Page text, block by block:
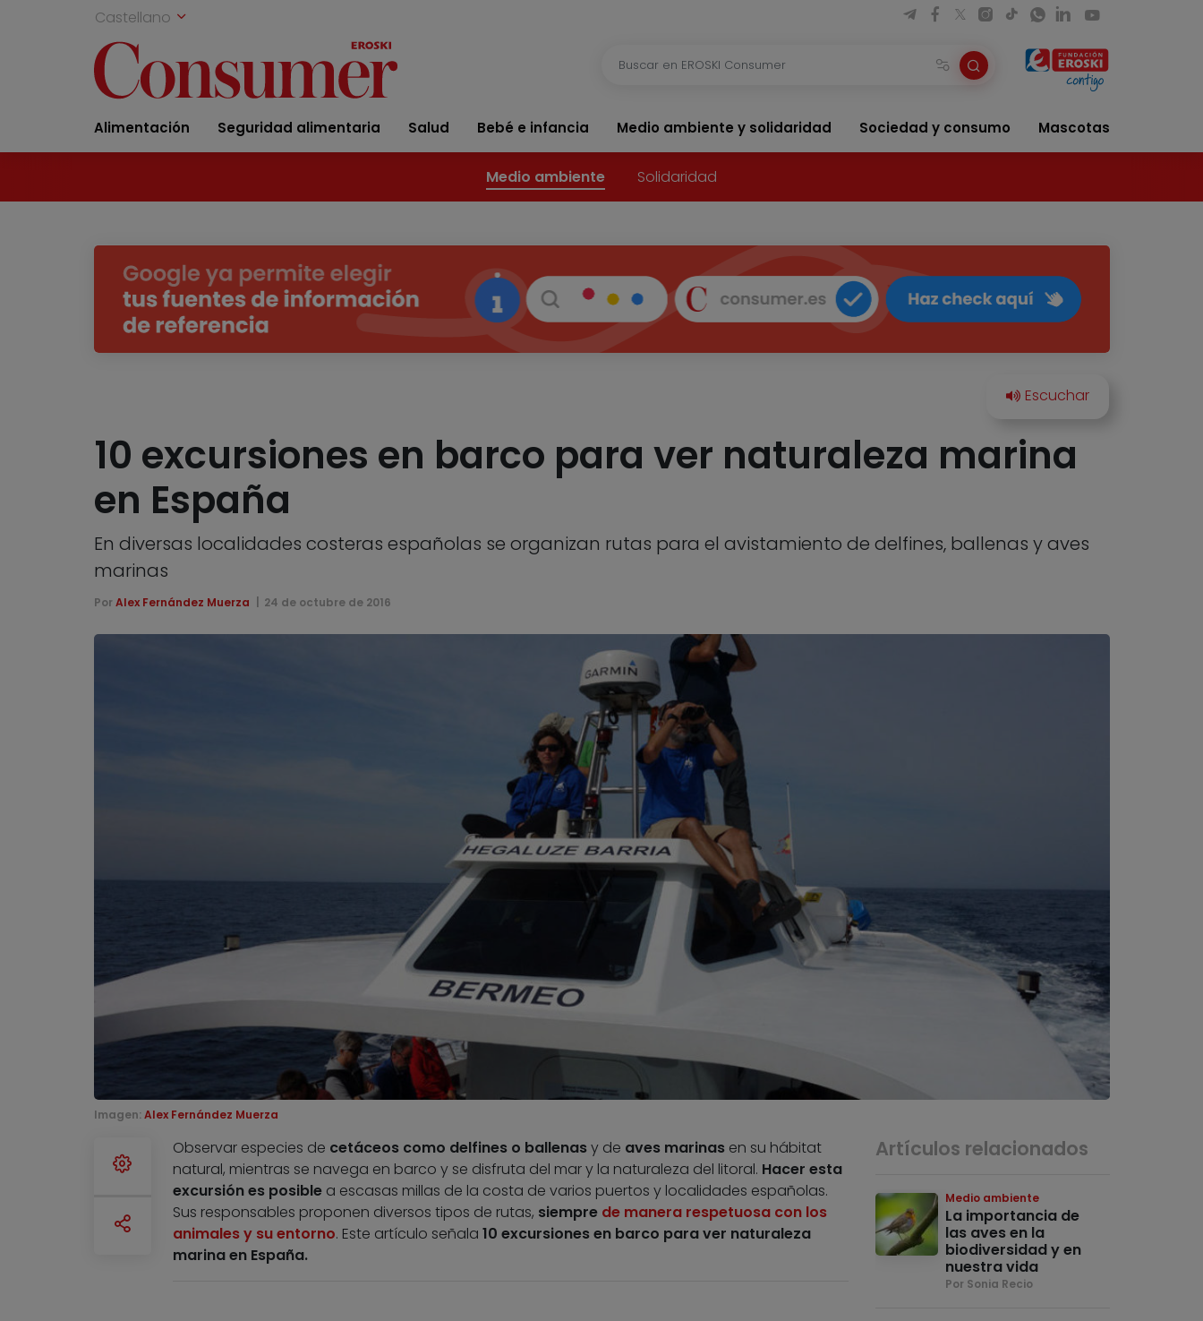
Castellano
Alimentación Seguridad alimentaria Salud Bebé e infancia Medio ambiente y solidaridad Sociedad y consumo Mascotas
Medio ambiente Solidaridad
10 excursiones en barco para ver naturaleza marina
en España
En diversas localidades costeras españolas se organizan rutas para el avistamiento de delfines, ballenas y aves
marinas
Por Alex Fernández Muerza 24 de octubre de 2016
Imagen: Alex Fernández Muerza
Observar especies de cetáceos como delfines o ballenasy de aves marinasen su hábitat
natural, mientras se navega en barco y se disfruta del mar y la naturaleza del litoral. Hacer esta
excursión es posiblea escasas millas de la costa de varios puertos y localidades españolas.
Sus responsables proponen diversos tipos de rutas, siempre de manera respetuosa con los
animales y su entorno. Este artículo señala 10 excursiones en barco para ver naturaleza
marina en España.
Artículos relacionados
Medio ambiente
La importancia de
las aves en la
biodiversidad y en
nuestra vida
Por Sonia Recio